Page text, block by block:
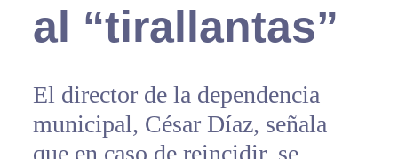
al “tirallantas”
El director de la dependencia
municipal, César Díaz, señala
que en caso de reincidir, se